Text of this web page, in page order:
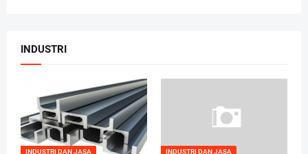
INDUSTRI
INDUSTRI DAN JASA INDUSTRI DAN JASA